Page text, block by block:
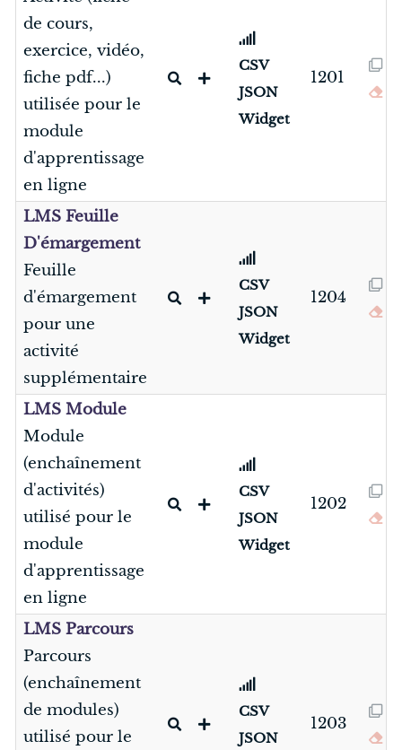
de cours,
exercice, vidéo,
fiche pdf...)
utilisée pour le
module
d'apprentissage
en ligne
CSV
JSON
Widget
1201
LMS Feuille
D'émargement
Feuille
d'émargement
pour une
activité
supplémentaire
CSV
JSON
Widget
1204
LMS Module
Module
(enchaînement
d'activités)
utilisé pour le
module
d'apprentissage
en ligne
CSV
JSON
Widget
1202
LMS Parcours
Parcours
(enchaînement
de modules)
utilisé pour le
CSV
JSON
1203